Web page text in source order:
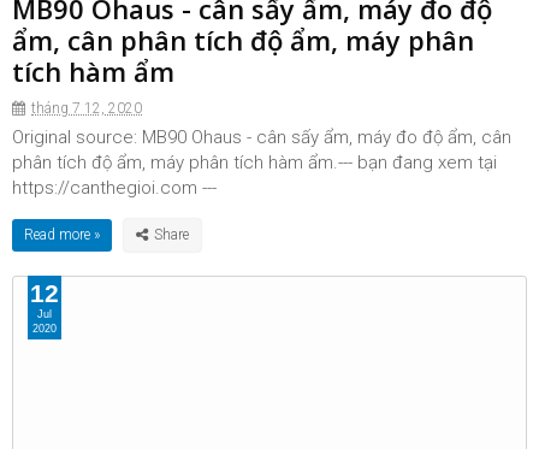
MB90 Ohaus - cân sấy ẩm, máy đo độ
ẩm, cân phân tích độ ẩm, máy phân
tích hàm ẩm
tháng 7 12, 2020
Original source: MB90 Ohaus - cân sấy ẩm, máy đo độ ẩm, cân
phân tích độ ẩm, máy phân tích hàm ẩm.--- bạn đang xem tại
https://canthegioi.com ---
Read more »
12
Jul
2020